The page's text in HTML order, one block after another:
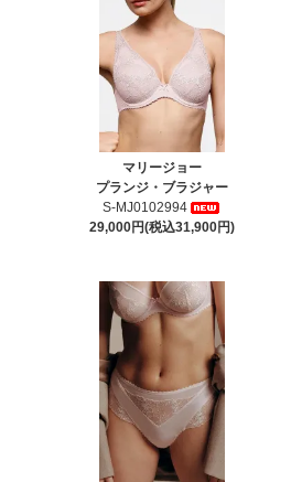
マリージョー
プランジ・ブラジャー
S-MJ0102994
29,000円(税込31,900円)